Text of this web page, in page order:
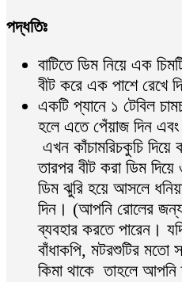
পদ্ধতিঃ
বাটিতে ডিম নিয়ে এক
বীট করে এক পাশে রেখে
একটি প্যানে ১ টেবিল
হলে এতে পেঁয়াজ দিন
এখন কাঁচামরিচকুচি
তারপর বীট করা ডিম
ডিম ঝুরি হয়ে আসলে
দিন। (আপনি রোলের
ব্যবহার করতে পারেন।
বাঁধাকপি, মটরশুটির মতো
কিমা থাকে তাহলে